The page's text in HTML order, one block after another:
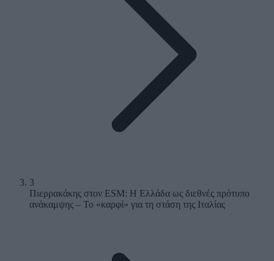
3
Πιερρακάκης στον ESM: Η Ελλάδα ως διεθνές πρότυπο
ανάκαμψης – Το «καρφί» για τη στάση της Ιταλίας